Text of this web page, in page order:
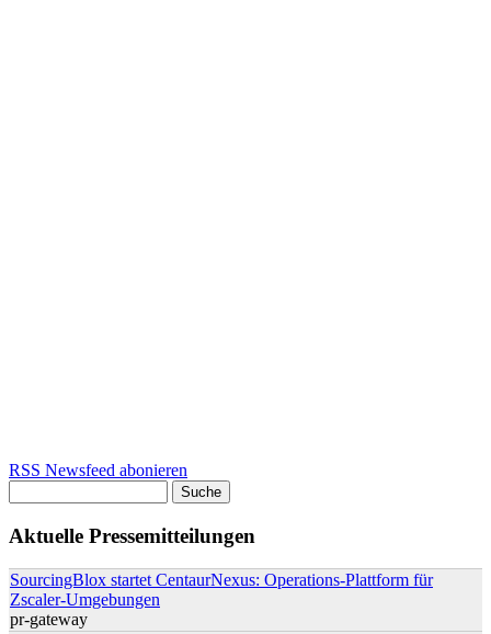
RSS Newsfeed abonieren
Aktuelle Pressemitteilungen
SourcingBlox startet CentaurNexus: Operations-Plattform für
Zscaler-Umgebungen
pr-gateway